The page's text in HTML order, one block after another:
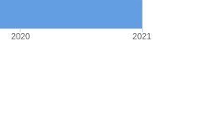
2020 2021